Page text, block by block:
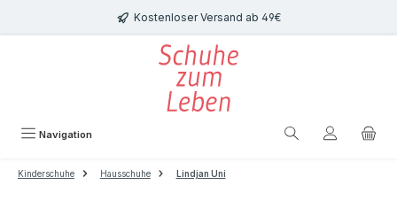
Zum Hauptinhalt springen Kostenloser Versand ab 49€
Navigation
Kinderschuhe Hausschuhe Lindjan Uni